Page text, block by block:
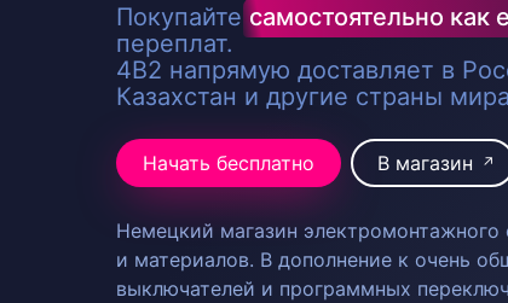
Покупайтесамостоятельно как
переплат.
4B2 напрямую доставляет в
Казахстан и другие страны
Начать бесплатно В магазин ↗
Немецкий магазин электромонтажного
и материалов. В дополнение к очень
выключателей и программных